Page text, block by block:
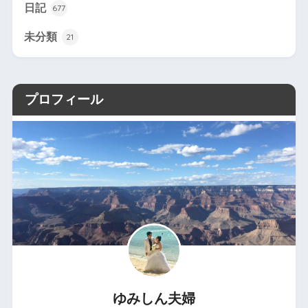
日記 677
未分類 21
プロフィール
ゆみしん夫婦